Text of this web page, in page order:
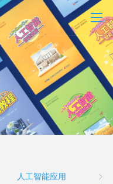
人工智能应用